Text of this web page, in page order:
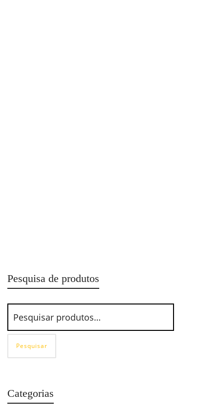
Pesquisa de produtos
Pesquisar
Categorias